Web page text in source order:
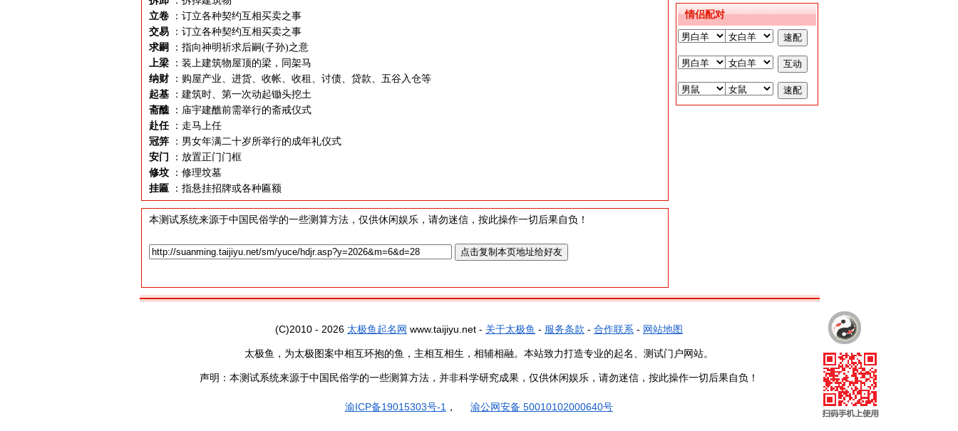
情侣配对
立卷
：订立各种契约互相买卖之事
交易
：订立各种契约互相买卖之事
求嗣
：指向神明祈求后嗣(子孙)之意
上梁
：装上建筑物屋顶的梁，同架马
纳财
：购屋产业、进货、收帐、收租、讨债、贷款、五谷入仓等
起基
：建筑时、第一次动起锄头挖土
斋醮 ：庙宇建醮前需举行的斋戒仪式
赴任 ：走马上任
冠笄
：男女年满二十岁所举行的成年礼仪式
安门
：放置正门门框
修坟
：修理坟墓
挂匾
：指悬挂招牌或各种匾额
本测试系统来源于中国民俗学的一些测算方法，仅供休闲娱乐，请勿迷信，按此操作一切后果自负！
(C)2010 - 2026 太极鱼起名网 www.taijiyu.net - 关于太极鱼 - 服务条款 - 合作联系 - 网站地图
太极鱼，为太极图案中相互环抱的鱼，主相互相生，相辅相融。本站致力打造专业的起名、测试门户网站。
声明：本测试系统来源于中国民俗学的一些测算方法，并非科学研究成果，仅供休闲娱乐，请勿迷信，按此操作一切后果自负！
渝ICP备19015303号-1 ， 渝公网安备 50010102000640号